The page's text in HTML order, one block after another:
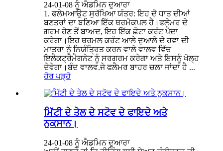
24-01-08 ਨੂੰ ਐਡਮਿਨ ਦੁਆਰਾ
1. ਫਲੇਮਆਉਟ ਸੁਰੱਖਿਆ ਯੰਤਰ: ਇਹ ਦੋ ਧਾਤ ਦੀਆਂ
ਬਣਤਰਾਂ ਦਾ ਬਣਿਆ ਇੱਕ ਥਰਮੋਕਪਲ ਹੈ।ਫਲੇਮਰ ਦੇ
ਗਰਮ ਹੋਣ ਤੋਂ ਬਾਅਦ, ਇਹ ਇੱਕ ਛੋਟਾ ਕਰੰਟ ਪੈਦਾ
ਕਰੇਗਾ।ਇਹ ਥਰਮਲ ਕਰੰਟ ਆਲੇ ਦੁਆਲੇ ਦੇ ਹਵਾ ਦੀ
ਮਾਤਰਾ ਨੂੰ ਨਿਯੰਤ੍ਰਿਤ ਕਰਨ ਵਾਲੇ ਵਾਲਵ ਵਿੱਚ
ਇਲੈਕਟ੍ਰੋਮੈਗਨੇਟ ਨੂੰ ਸਰਗਰਮ ਕਰੇਗਾ ਅਤੇ ਇਸਨੂੰ ਖੋਲ੍ਹ
ਦੇਵੇਗਾ।ਬੰਦ ਵਾਲਵ.ਜੇ ਫਲੈਮਰ ਬਾਹਰ ਚਲਾ ਜਾਂਦਾ ਹੈ ...
ਹੋਰ ਪੜ੍ਹੋ
ਮਿੱਟੀ ਦੇ ਤੇਲ ਦੇ ਸਟੋਵ ਦੇ ਫਾਇਦੇ ਅਤੇ
ਨੁਕਸਾਨ।
24-01-08 ਨੂੰ ਐਡਮਿਨ ਦੁਆਰਾ